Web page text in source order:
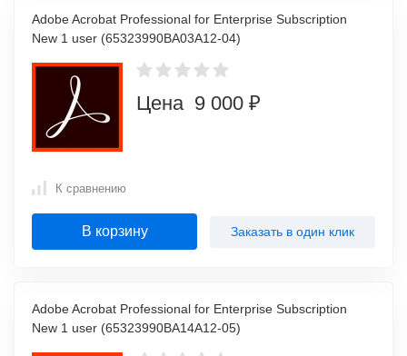
Adobe Acrobat Professional for Enterprise Subscription
New 1 user (65323990BA03A12-04)
Цена 9 000 ₽
К сравнению
В корзину Заказать в один клик
Adobe Acrobat Professional for Enterprise Subscription
New 1 user (65323990BA14A12-05)